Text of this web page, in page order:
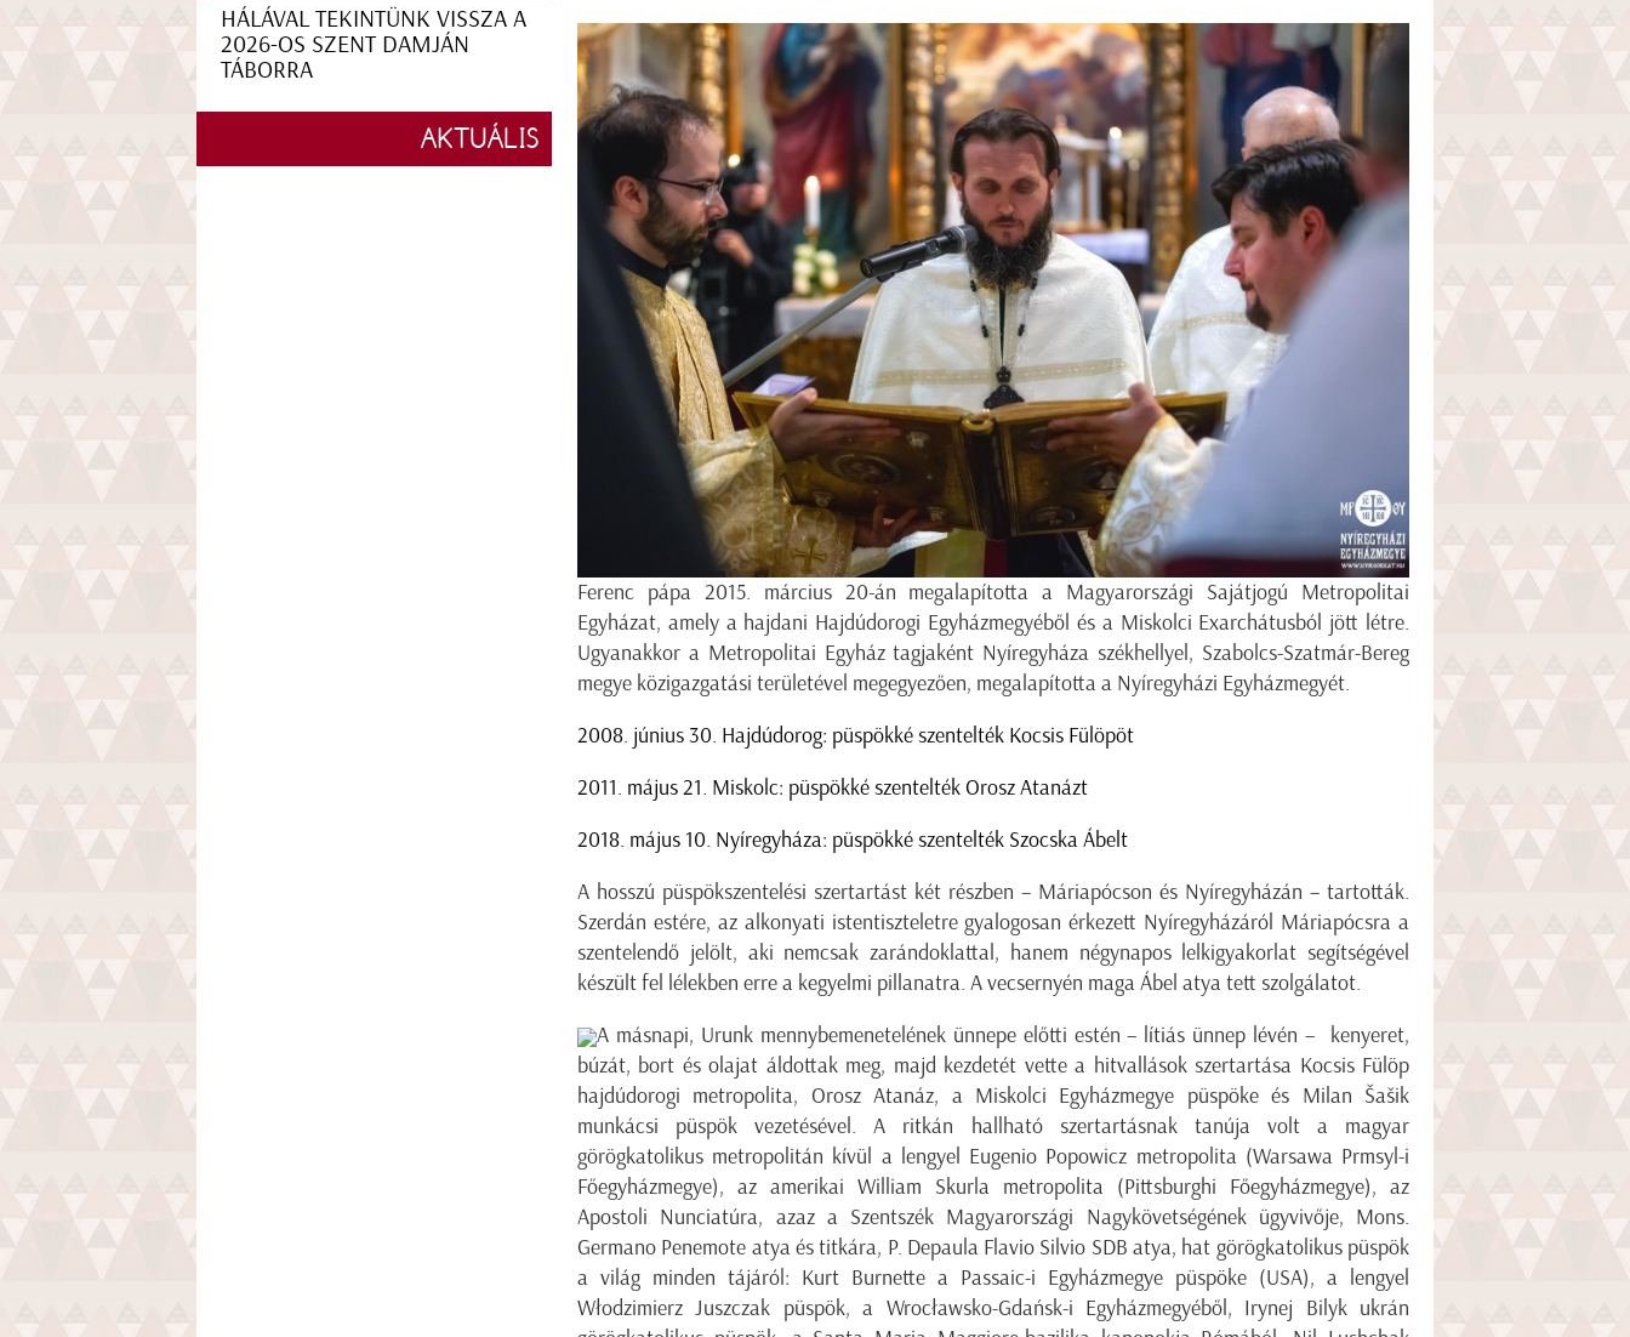
Ferenc pápa 2015. március 20-án megalapította a Magyarországi Sajátjogú Metropolitai
Egyházat, amely a hajdani Hajdúdorogi Egyházmegyéből és a Miskolci Exarchátusból jött létre.
Ugyanakkor a Metropolitai Egyház tagjaként Nyíregyháza székhellyel, Szabolcs-Szatmár-Bereg
megye közigazgatási területével megegyezően, megalapította a Nyíregyházi Egyházmegyét.
2008. június 30. Hajdúdorog: püspökké szentelték Kocsis Fülöpöt
2011. május 21. Miskolc: püspökké szentelték Orosz Atanázt
2018. május 10. Nyíregyháza: püspökké szentelték Szocska Ábelt
A hosszú püspökszentelési szertartást két részben – Máriapócson és Nyíregyházán – tartották.
Szerdán estére, az alkonyati istentiszteletre gyalogosan érkezett Nyíregyházáról Máriapócsra a
szentelendő jelölt, aki nemcsak zarándoklattal, hanem négynapos lelkigyakorlat segítségével
készült fel lélekben erre a kegyelmi pillanatra. A vecsernyén maga Ábel atya tett szolgálatot.
A másnapi, Urunk mennybemenetelének ünnepe előtti estén – lítiás ünnep lévén – kenyeret,
búzát, bort és olajat áldottak meg, majd kezdetét vette a hitvallások szertartása Kocsis Fülöp
hajdúdorogi metropolita, Orosz Atanáz, a Miskolci Egyházmegye püspöke és Milan Šašik
munkácsi püspök vezetésével. A ritkán hallható szertartásnak tanúja volt a magyar
görögkatolikus metropolitán kívül a lengyel Eugenio Popowicz metropolita (Warsawa Prmsyl-i
Főegyházmegye), az amerikai William Skurla metropolita (Pittsburghi Főegyházmegye), az
Apostoli Nunciatúra, azaz a Szentszék Magyarországi Nagykövetségének ügyvivője, Mons.
Germano Penemote atya és titkára, P. Depaula Flavio Silvio SDB atya, hat görögkatolikus püspök
a világ minden tájáról: Kurt Burnette a Passaic-i Egyházmegye püspöke (USA), a lengyel
Włodzimierz Juszczak püspök, a Wrocławsko-Gdańsk-i Egyházmegyéből, Irynej Bilyk ukrán
HÁLÁVAL TEKINTÜNK VISSZA A
2026-OS SZENT DAMJÁN
TÁBORRA
AKTUÁLIS